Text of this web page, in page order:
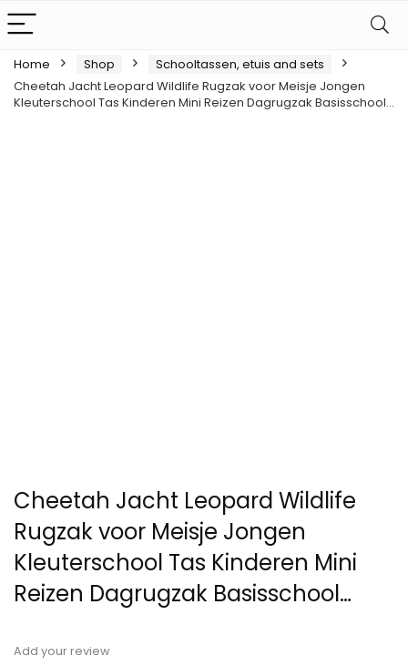
Home Shop
Schooltassen, etuis and sets
Cheetah Jacht Leopard Wildlife Rugzak voor Meisje Jongen
Kleuterschool Tas Kinderen Mini Reizen Dagrugzak Basisschool…
Cheetah Jacht Leopard Wildlife
Rugzak voor Meisje Jongen
Kleuterschool Tas Kinderen Mini
Reizen Dagrugzak Basisschool…
Add your review